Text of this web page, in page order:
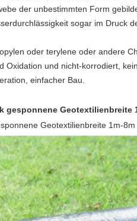
der unbestimmten Form
sogar im Druck
oder terylene oder andere
Oxidation und nicht-korrodiert,
einfacher Bau.